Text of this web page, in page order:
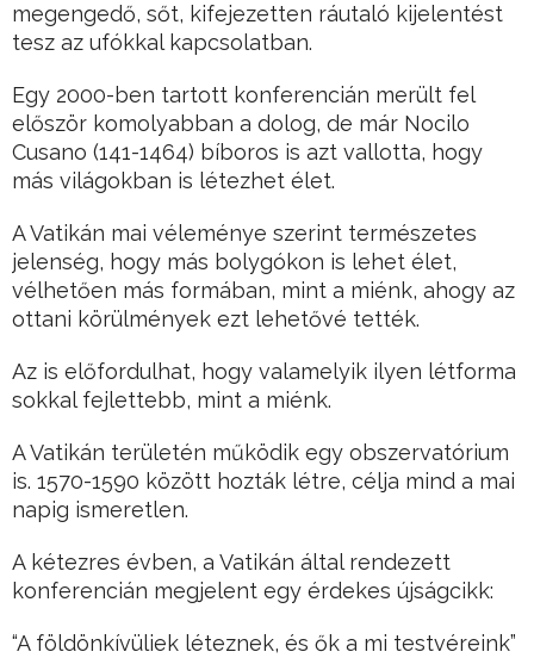
megengedő, sőt, kifejezetten ráutaló kijelentést
tesz az ufókkal kapcsolatban.
Egy 2000-ben tartott konferencián merült fel
először komolyabban a dolog, de már Nocilo
Cusano (141-1464) bíboros is azt vallotta, hogy
más világokban is létezhet élet.
A Vatikán mai véleménye szerint természetes
jelenség, hogy más bolygókon is lehet élet,
vélhetően más formában, mint a miénk, ahogy az
ottani körülmények ezt lehetővé tették.
Az is előfordulhat, hogy valamelyik ilyen létforma
sokkal fejlettebb, mint a miénk.
A Vatikán területén működik egy obszervatórium
is. 1570-1590 között hozták létre, célja mind a mai
napig ismeretlen.
A kétezres évben, a Vatikán által rendezett
konferencián megjelent egy érdekes újságcikk:
“A földönkívüliek léteznek, és ők a mi testvéreink”